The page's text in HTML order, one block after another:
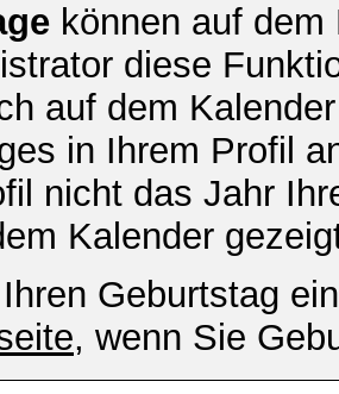
können auf
diese
auf dem
in Ihrem Profil
nicht das Jahr
Kalender
Geburtstag
, wenn Sie